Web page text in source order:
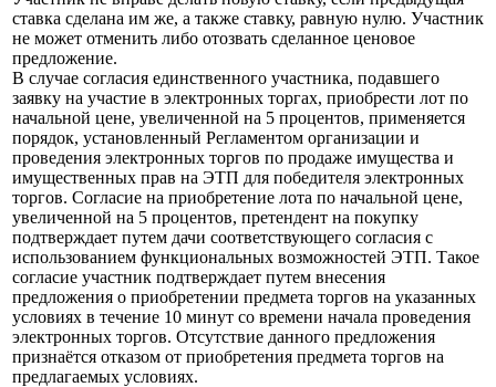
ставка сделана им же, а также ставку, равную нулю. Участник
не может отменить либо отозвать сделанное ценовое
предложение.
В случае согласия единственного участника, подавшего
заявку на участие в электронных торгах, приобрести лот по
начальной цене, увеличенной на 5 процентов, применяется
порядок, установленный Регламентом организации и
проведения электронных торгов по продаже имущества и
имущественных прав на ЭТП для победителя электронных
торгов. Согласие на приобретение лота по начальной цене,
увеличенной на 5 процентов, претендент на покупку
подтверждает путем дачи соответствующего согласия с
использованием функциональных возможностей ЭТП. Такое
согласие участник подтверждает путем внесения
предложения о приобретении предмета торгов на указанных
условиях в течение 10 минут со времени начала проведения
электронных торгов. Отсутствие данного предложения
признаётся отказом от приобретения предмета торгов на
предлагаемых условиях.